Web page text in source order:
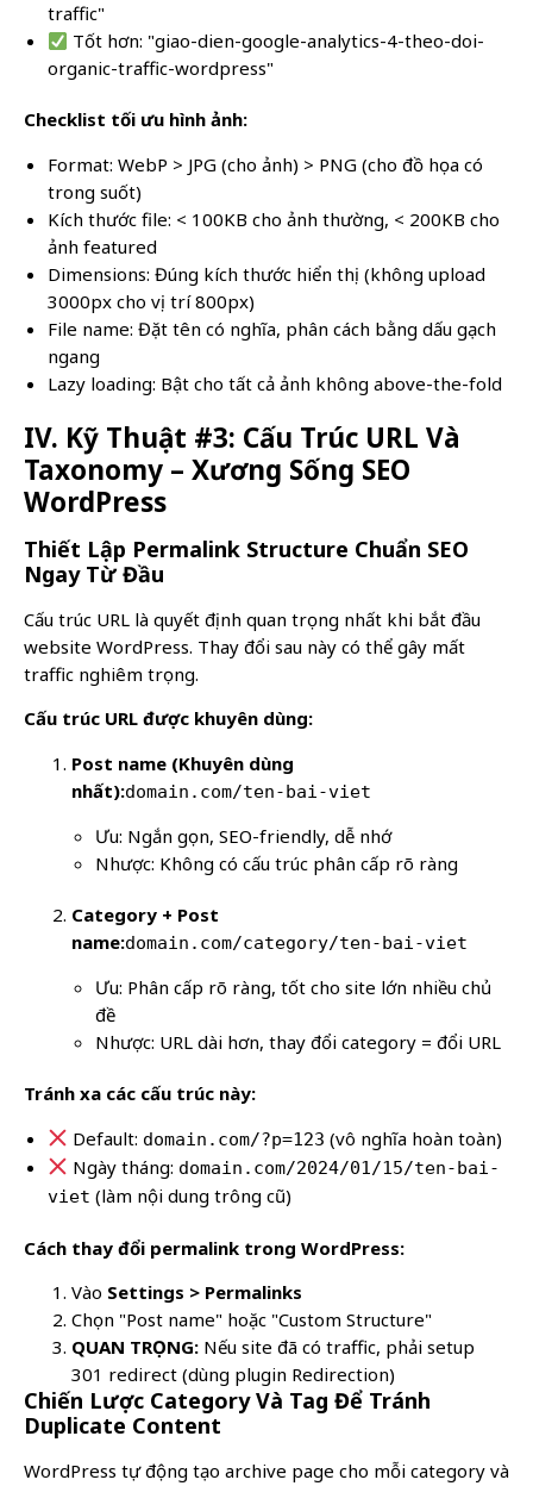
traffic"
Tốt hơn: "giao-dien-google-analytics-4-theo-doi-
organic-traffic-wordpress"
Checklist tối ưu hình ảnh:
Format: WebP > JPG (cho ảnh) > PNG (cho đồ họa có
trong suốt)
Kích thước file: < 100KB cho ảnh thường, < 200KB cho
ảnh featured
Dimensions: Đúng kích thước hiển thị (không upload
3000px cho vị trí 800px)
File name: Đặt tên có nghĩa, phân cách bằng dấu gạch
ngang
Lazy loading: Bật cho tất cả ảnh không above-the-fold
IV. Kỹ Thuật #3: Cấu Trúc URL Và
Taxonomy – Xương Sống SEO
WordPress
Thiết Lập Permalink Structure Chuẩn SEO
Ngay Từ Đầu
Cấu trúc URL là quyết định quan trọng nhất khi bắt đầu
website WordPress. Thay đổi sau này có thể gây mất
traffic nghiêm trọng.
Cấu trúc URL được khuyên dùng:
Post name (Khuyên dùng
nhất):domain.com/ten-bai-viet
Ưu: Ngắn gọn, SEO-friendly, dễ nhớ
Nhược: Không có cấu trúc phân cấp rõ ràng
Category + Post
name:domain.com/category/ten-bai-viet
Ưu: Phân cấp rõ ràng, tốt cho site lớn nhiều chủ
đề
Nhược: URL dài hơn, thay đổi category = đổi URL
Tránh xa các cấu trúc này:
Default: domain.com/?p=123 (vô nghĩa hoàn toàn)
Ngày tháng: domain.com/2024/01/15/ten-bai-
viet (làm nội dung trông cũ)
Cách thay đổi permalink trong WordPress:
Vào Settings > Permalinks
Chọn "Post name" hoặc "Custom Structure"
QUAN TRỌNG: Nếu site đã có traffic, phải setup
301 redirect (dùng plugin Redirection)
Chiến Lược Category Và Tag Để Tránh
Duplicate Content
WordPress tự động tạo archive page cho mỗi category và